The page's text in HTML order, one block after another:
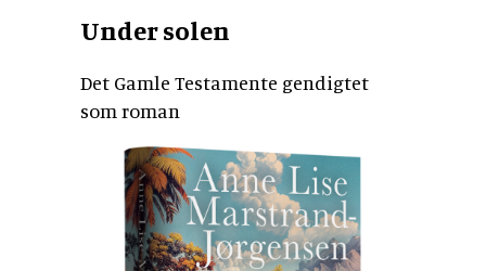
Under solen
Det Gamle Testamente gendigtet
som roman